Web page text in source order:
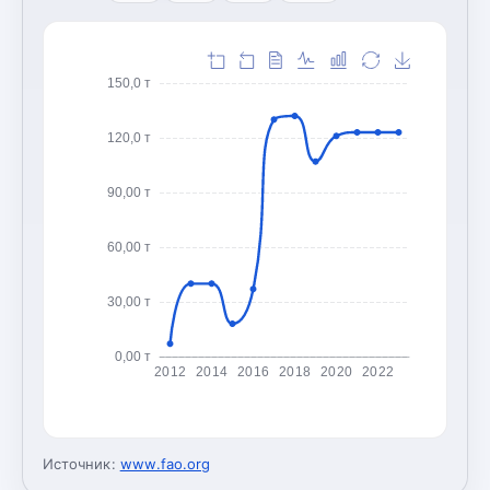
0,00 т
30,00 т
60,00 т
90,00 т
120,0 т
150,0 т
2012 2014 2016 2018 2020 2022
Источник: www.fao.org